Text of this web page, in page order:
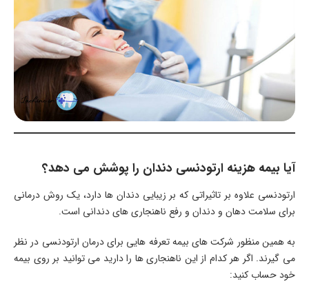
آیا بیمه هزینه ارتودنسی دندان را پوشش می دهد؟
ارتودنسی علاوه بر تاثیراتی که بر زیبایی دندان ها دارد، یک روش درمانی
برای سلامت دهان و دندان و رفع ناهنجاری های دندانی است.
به همین منظور شرکت های بیمه تعرفه هایی برای درمان ارتودنسی در نظر
می گیرند. اگر هر کدام از این ناهنجاری ها را دارید می توانید بر روی بیمه
خود حساب کنید: